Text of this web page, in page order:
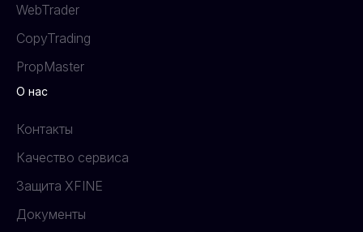
WebTrader
CopyTrading
PropMaster
О нас
Контакты
Качество сервиса
Защита XFINE
Документы